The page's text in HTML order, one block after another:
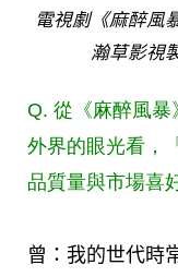
電視劇《麻醉風
瀚草影視
Q. 從《麻醉風暴
外界的眼光看，
品質量與市場喜
曾：我的世代時